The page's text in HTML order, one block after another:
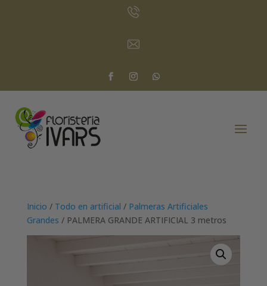
Inicio / Todo en artificial / Palmeras Artificiales
Grandes / PALMERA GRANDE ARTIFICIAL 3 metros